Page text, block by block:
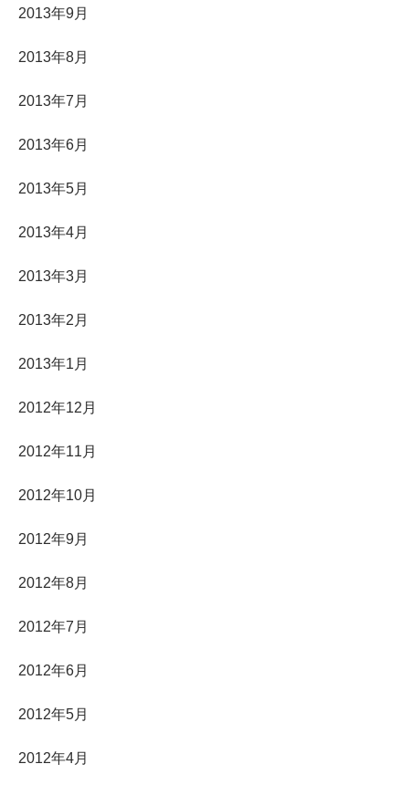
2013年9月
2013年8月
2013年7月
2013年6月
2013年5月
2013年4月
2013年3月
2013年2月
2013年1月
2012年12月
2012年11月
2012年10月
2012年9月
2012年8月
2012年7月
2012年6月
2012年5月
2012年4月